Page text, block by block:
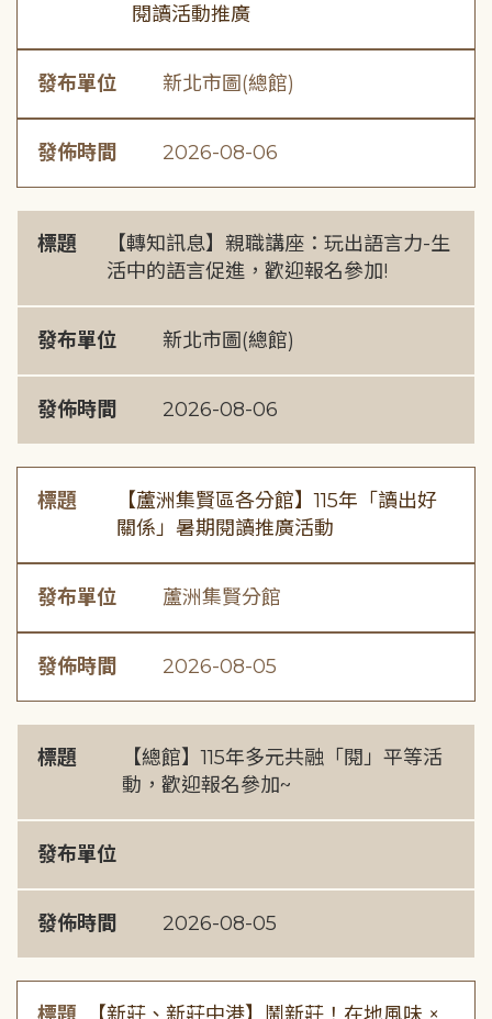
閱讀活動推廣
發布單位 新北市圖(總館)
發佈時間 2026-08-06
標題
【轉知訊息】親職講座：玩出語言力-生
活中的語言促進，歡迎報名參加!
發布單位 新北市圖(總館)
發佈時間 2026-08-06
標題
【蘆洲集賢區各分館】115年「讀出好
關係」暑期閱讀推廣活動
發布單位 蘆洲集賢分館
發佈時間 2026-08-05
標題
【總館】115年多元共融「閱」平等活
動，歡迎報名參加~
發布單位
發佈時間 2026-08-05